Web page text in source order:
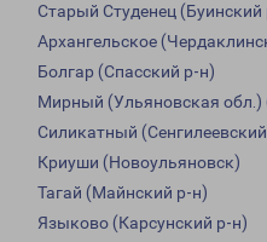
Старый Студенец (Буинский
Архангельское
Болгар (Спасский р-н)
Мирный (Ульяновская обл.)
Силикатный
Криуши (Новоульяновск)
Тагай (Майнский р-н)
Языково (Карсунский р-н)